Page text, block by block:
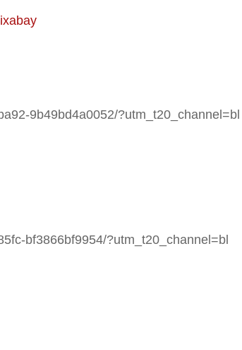
9b49bd4a0052/?utm_t20_channel=bl
bf3866bf9954/?utm_t20_channel=bl